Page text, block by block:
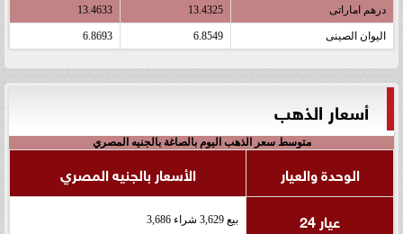
درهم اماراتى 13.4325
13.4633
اليوان الصينى 6.8549
6.8693
أسعار الذهب
متوسط سعر الذهب اليوم بالصاغة بالجنيه المصري
الوحدة والعيار
الأسعار بالجنيه المصري
عيار 24
بيع 3,629 شراء 3,686